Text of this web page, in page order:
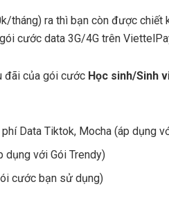
tháng) ra thì bạn còn được chiết
cước data 3G/4G trên
đãi của gói cước Học sinh/Sinh
Data Tiktok, Mocha (áp dụng
dụng với Gói Trendy)
cước bạn sử dụng)